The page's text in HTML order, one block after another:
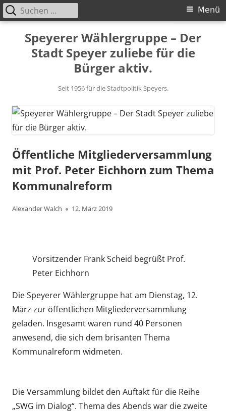
Speyerer Wählergruppe – Der
Stadt Speyer zuliebe für die
Bürger aktiv.
Seit 1956 für die Stadtpolitik Speyers.
Primäres
Menü
Menü
Suchen
nach:
Öffentliche Mitgliederversammlung
mit Prof. Peter Eichhorn zum Thema
Kommunalreform
Autor
Alexander Walch
Veröffentlicht
12. März 2019
Vorsitzender Frank Scheid begrüßt Prof.
Peter Eichhorn
Die Speyerer Wählergruppe hat am Dienstag, 12.
März zur öffentlichen Mitgliederversammlung
geladen. Insgesamt waren rund 40 Personen
anwesend, die sich dem brisanten Thema
Kommunalreform widmeten.
Die Versammlung bildet den Auftakt für die Reihe
„SWG im Dialog“. Thema des Abends war die zweite